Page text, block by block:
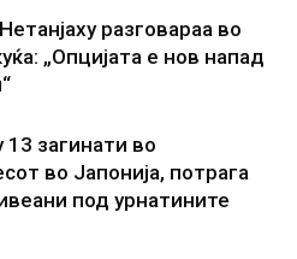
разговараа во
„Опцијата е нов напад
13 загинати во
во Јапонија, потрага
под урнатините